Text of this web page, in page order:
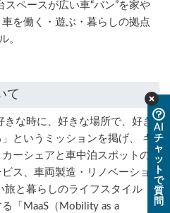
ペースが広い車“バン”を家や
を働く・遊ぶ・暮らしの拠点
。
て
な時に、好きな場所で、好き
というミッションを掲げ、 キ
ーシェアと車中泊スポットの
ス、車両製造・リノベーショ
旅と暮らしのライフスタイル
「MaaS（Mobility as a
AI
チ
ャ
ッ
ト
で
質
問